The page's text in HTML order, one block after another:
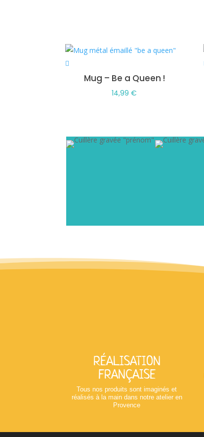
Mug – Be a Queen !
14,99€
RÉALISATION
FRANÇAISE
Tous nos produits sont imaginés et
réalisés à la main dans notre atelier en
Provence